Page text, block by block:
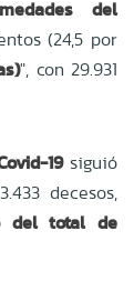
del
(24,5 por
", con 29.931
19siguió
decesos,
del total de